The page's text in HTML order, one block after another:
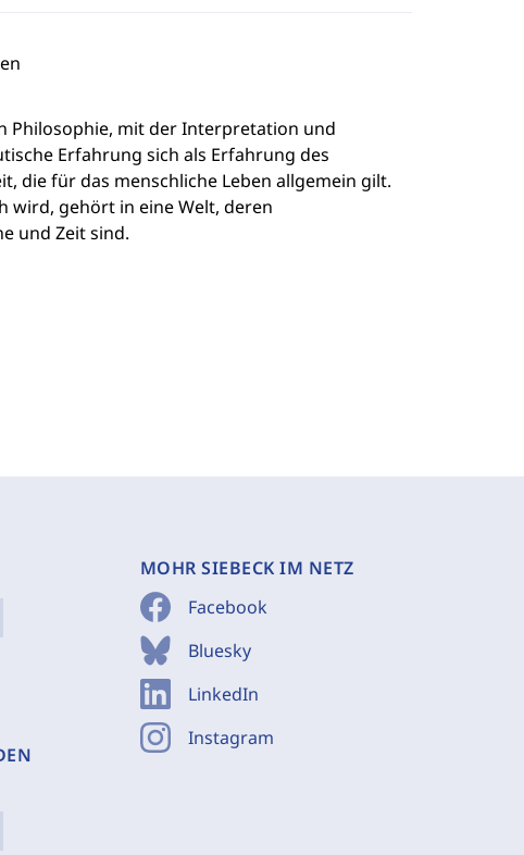
Philosophie, mit der Interpretation und
Erfahrung sich als Erfahrung des
die für das menschliche Leben allgemein gilt.
wird, gehört in eine Welt, deren
und Zeit sind.
MOHR SIEBECK IM NETZ
Facebook
Bluesky
LinkedIn
Instagram